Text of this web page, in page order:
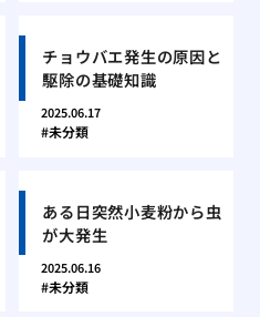
チョウバエ発生の原因と
駆除の基礎知識
2025.06.17
未分類
ある日突然小麦粉から虫
が大発生
2025.06.16
未分類